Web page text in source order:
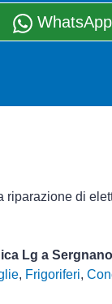
WhatsApp
riparazione di
Lg a Sergnano
, Frigoriferi,